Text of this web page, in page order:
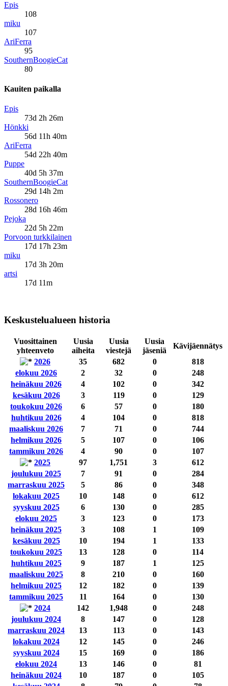
Epis
108
miku
107
AriFerra
95
SouthernBoogieCat
80
Kauiten paikalla
Epis
73d 2h 26m
Hönkki
56d 11h 40m
AriFerra
54d 22h 40m
Puppe
40d 5h 37m
SouthernBoogieCat
29d 14h 2m
Rossonero
28d 16h 46m
Pejoka
22d 5h 22m
Porvoon turkkilainen
17d 17h 23m
miku
17d 3h 20m
artsi
17d 11m
Keskustelualueen historia
Vuosittainen
yhteenveto
Uusia
aiheita
Uusia
viestejä
Uusia
jäseniä
Kävijäennätys
2026
35 682 0
818
elokuu 2026
2 32 0
248
heinäkuu 2026
4 102 0
342
kesäkuu 2026
3 119 0
129
toukokuu 2026
6 57 0
180
huhtikuu 2026
4 104 0
818
maaliskuu 2026
7 71 0
744
helmikuu 2026
5 107 0
106
tammikuu 2026
4 90 0
107
2025
97 1,751 3
612
joulukuu 2025
7 91 0
284
marraskuu 2025
5 86 0
348
lokakuu 2025
10 148 0
612
syyskuu 2025
6 130 0
285
elokuu 2025
3 123 0
173
heinäkuu 2025
3 108 1
109
kesäkuu 2025
10 194 1
133
toukokuu 2025
13 128 0
114
huhtikuu 2025
9 187 1
125
maaliskuu 2025
8 210 0
160
helmikuu 2025
12 182 0
139
tammikuu 2025
11 164 0
130
2024
142 1,948 0
248
joulukuu 2024
8 147 0
128
marraskuu 2024
13 113 0
143
lokakuu 2024
12 145 0
246
syyskuu 2024
15 169 0
186
elokuu 2024
13 146 0
81
heinäkuu 2024
10 187 0
105